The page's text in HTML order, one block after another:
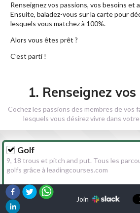
Renseignez vos passions, vos besoins et
Ensuite, baladez-vous sur la carte pour
lesquels vous matchez à 100%.
Alors vous êtes prêt ?
C’est parti !
1. Renseignez
Cochez les passions des membres de vos
lesquels vous désirez vivre dans
Golf
9, 18 trous et pitch and put. Tous les
golfs grâce à leadingcourses.com
Randonnée
Join